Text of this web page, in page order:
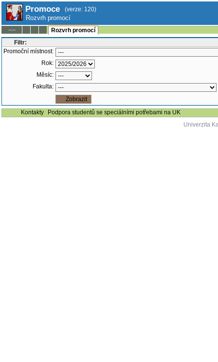
Promoce (verze: 120)
Rozvrh promocí
--:--
Rozvrh promocí
Filtr:
Promoční místnost:
Rok:
Měsíc:
Fakulta:
Kontakty
Podpora studentů se speciálními potřebami na UK
Univerzita